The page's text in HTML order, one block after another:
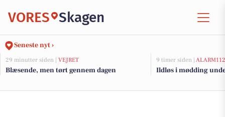
VORES Skagen
Seneste nyt ›
29 minutter siden | VEJRET
Blæsende, men tørt gennem dagen
9 timer siden | ALARM112
Ildløs i mødding